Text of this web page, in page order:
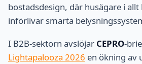
bostadsdesign, där husägare i
införlivar smarta
I B2B-sektorn avslöjar CEPRO-
Lightapalooza 2026 en ökning av